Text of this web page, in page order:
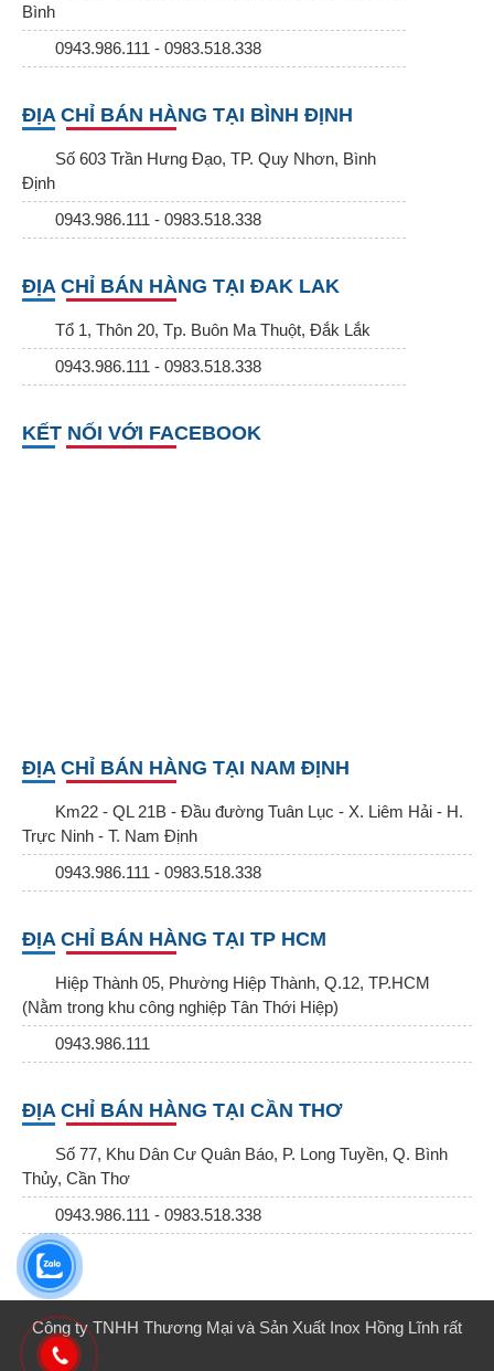
Bình
0943.986.111 - 0983.518.338
ĐỊA CHỈ BÁN HÀNG TẠI BÌNH ĐỊNH
Số 603 Trần Hưng Đạo, TP. Quy Nhơn, Bình
Định
0943.986.111 - 0983.518.338
ĐỊA CHỈ BÁN HÀNG TẠI ĐAK LAK
Tổ 1, Thôn 20, Tp. Buôn Ma Thuột, Đắk Lắk
0943.986.111 - 0983.518.338
KẾT NỐI VỚI FACEBOOK
ĐỊA CHỈ BÁN HÀNG TẠI NAM ĐỊNH
Km22 - QL 21B - Đầu đường Tuân Lục - X. Liêm Hải - H.
Trực Ninh - T. Nam Định
0943.986.111 - 0983.518.338
ĐỊA CHỈ BÁN HÀNG TẠI TP HCM
Hiệp Thành 05, Phường Hiệp Thành, Q.12, TP.HCM
(Nằm trong khu công nghiệp Tân Thới Hiệp)
0943.986.111
ĐỊA CHỈ BÁN HÀNG TẠI CẦN THƠ
Số 77, Khu Dân Cư Quân Báo, P. Long Tuyền, Q. Bình
Thủy, Cần Thơ
0943.986.111 - 0983.518.338
Công ty TNHH Thương Mại và Sản Xuất Inox Hồng Lĩnh rất